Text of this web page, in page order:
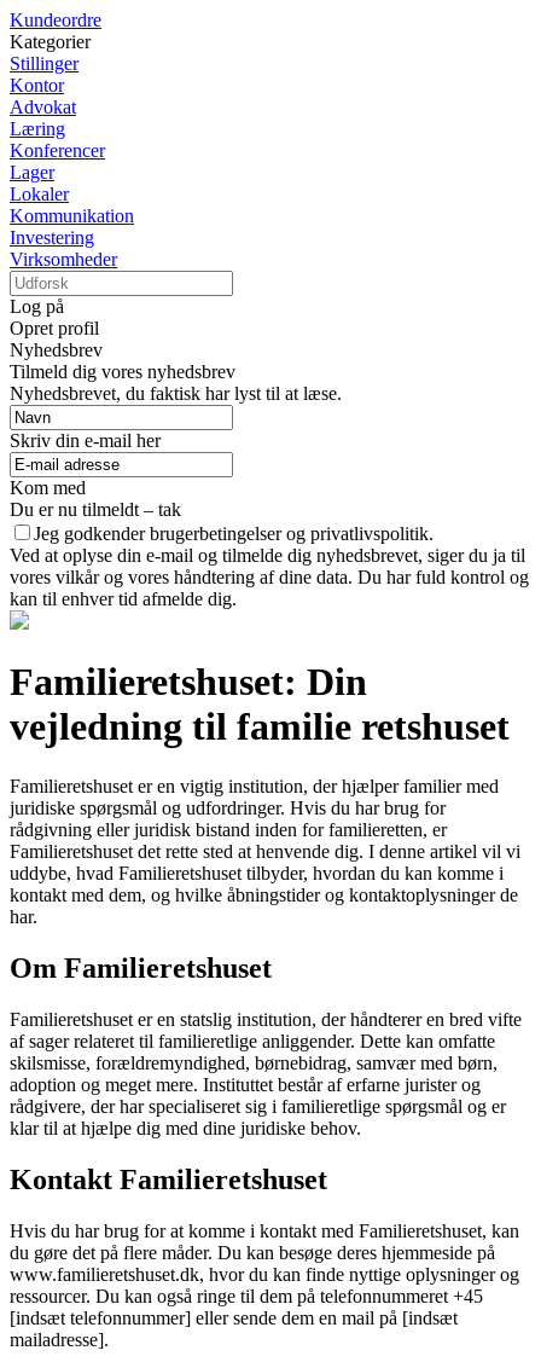
Kundeordre
Kategorier
Stillinger
Kontor
Advokat
Læring
Konferencer
Lager
Lokaler
Kommunikation
Investering
Virksomheder
Log på
Opret profil
Nyhedsbrev
Tilmeld dig vores nyhedsbrev
Nyhedsbrevet, du faktisk har lyst til at læse.
Skriv din e-mail her
Kom med
Du er nu tilmeldt – tak
Jeg godkender brugerbetingelser og privatlivspolitik.
Ved at oplyse din e-mail og tilmelde dig nyhedsbrevet, siger du ja til
vores vilkår og vores håndtering af dine data. Du har fuld kontrol og
kan til enhver tid afmelde dig.
Familieretshuset: Din
vejledning til familie retshuset
Familieretshuset er en vigtig institution, der hjælper familier med
juridiske spørgsmål og udfordringer. Hvis du har brug for
rådgivning eller juridisk bistand inden for familieretten, er
Familieretshuset det rette sted at henvende dig. I denne artikel vil vi
uddybe, hvad Familieretshuset tilbyder, hvordan du kan komme i
kontakt med dem, og hvilke åbningstider og kontaktoplysninger de
har.
Om Familieretshuset
Familieretshuset er en statslig institution, der håndterer en bred vifte
af sager relateret til familieretlige anliggender. Dette kan omfatte
skilsmisse, forældremyndighed, børnebidrag, samvær med børn,
adoption og meget mere. Instituttet består af erfarne jurister og
rådgivere, der har specialiseret sig i familieretlige spørgsmål og er
klar til at hjælpe dig med dine juridiske behov.
Kontakt Familieretshuset
Hvis du har brug for at komme i kontakt med Familieretshuset, kan
du gøre det på flere måder. Du kan besøge deres hjemmeside på
www.familieretshuset.dk, hvor du kan finde nyttige oplysninger og
ressourcer. Du kan også ringe til dem på telefonnummeret +45
[indsæt telefonnummer] eller sende dem en mail på [indsæt
mailadresse].